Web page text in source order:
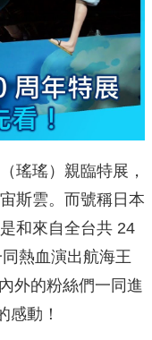
瑤瑤）親臨特展，
斯雲。而號稱日本
和來自全台共 24
熱血演出航海王
外的粉絲們一同進
感動！